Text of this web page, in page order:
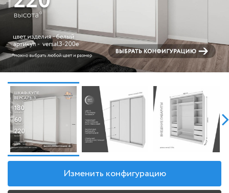
Изменить конфигурацию